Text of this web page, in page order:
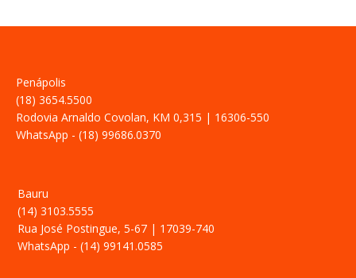
Penápolis
(18) 3654.5500
Rodovia Arnaldo Covolan, KM 0,315 | 16306-550
WhatsApp - (18) 99686.0370
Bauru
(14) 3103.5555
Rua José Postingue, 5-67 | 17039-740
WhatsApp - (14) 99141.0585